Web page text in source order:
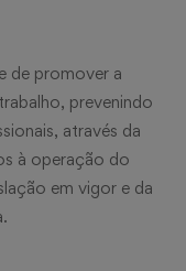
de promover a
prevenindo
através da
à operação do
em vigor e da